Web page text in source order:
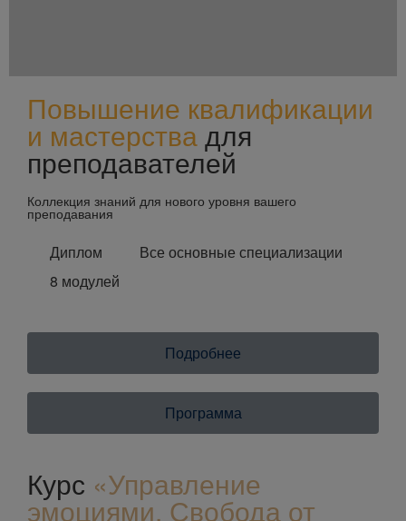
Повышение квалификации
и мастерствадля
преподавателей
Коллекция знаний для нового уровня вашего
преподавания
Диплом
Все основные специализации
8 модулей
Подробнее
Программа
Курс «Управление
эмоциями. Свобода от